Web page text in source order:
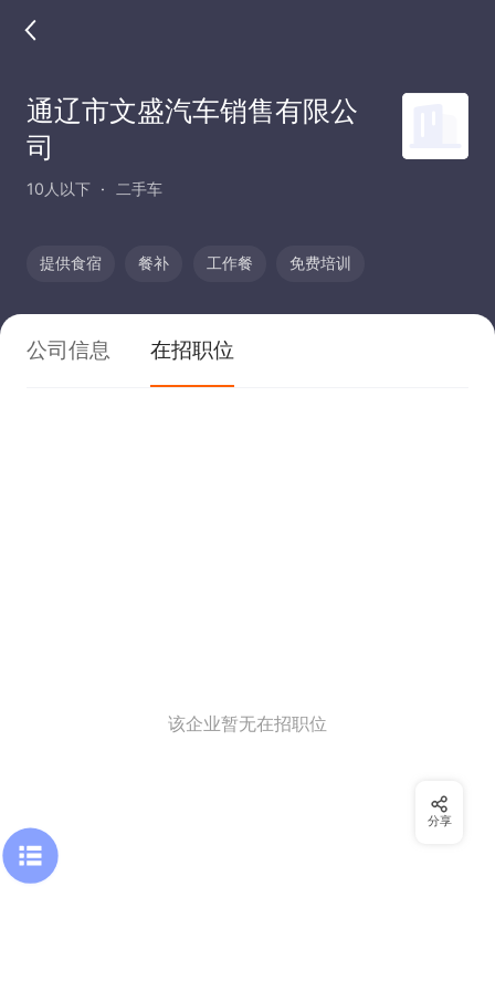
通辽市文盛汽车销售有限公
司
10人以下 二手车
提供食宿 餐补 工作餐 免费培训
公司信息 在招职位
该企业暂无在招职位
分享